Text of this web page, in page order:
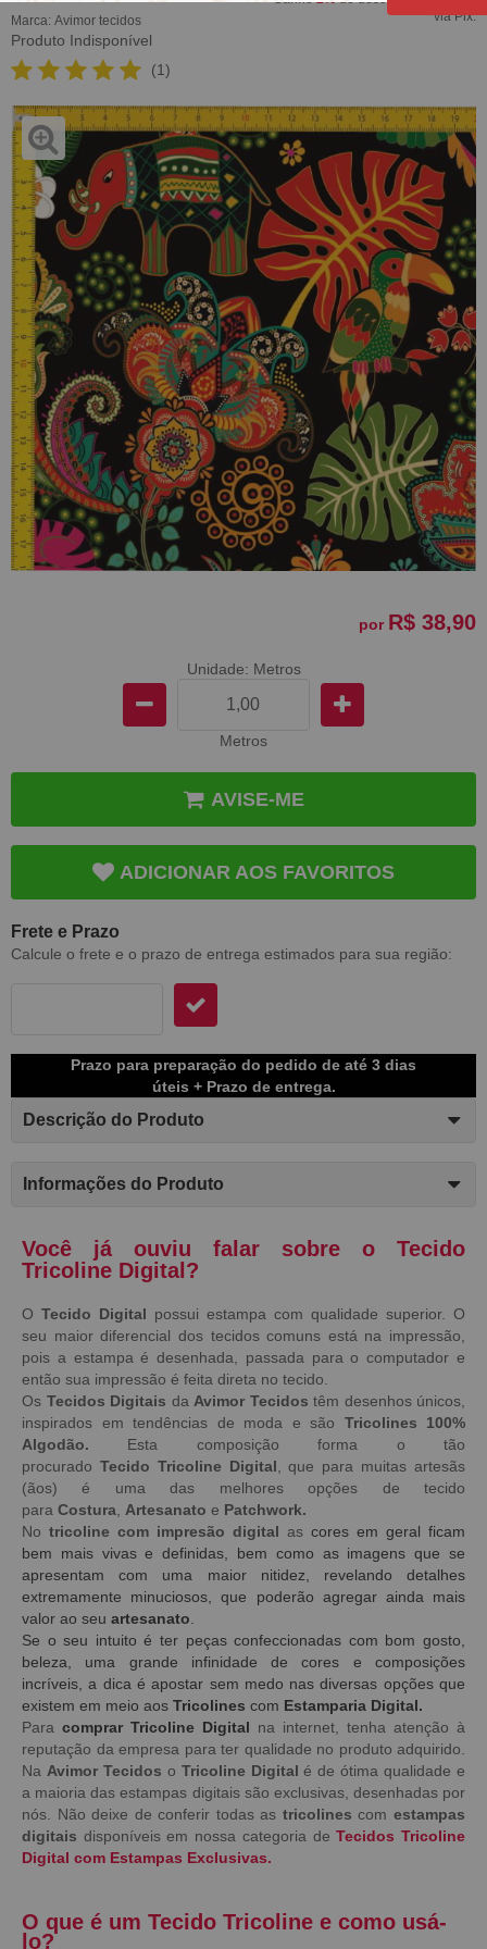
Marca: Avimor tecidos
Produto Indisponível
(1)
via Pix.
por R$ 38,90
Unidade: Metros
Metros
AVISE-ME
ADICIONAR AOS FAVORITOS
Frete e Prazo
Calcule o frete e o prazo de entrega estimados para sua região:
Prazo para preparação do pedido de até 3 dias
úteis + Prazo de entrega.
Descrição do Produto
Informações do Produto
Você já ouviu falar sobre o Tecido
Tricoline Digital?
O Tecido Digital possui estampa com qualidade superior. O
seu maior diferencial dos tecidos comuns está na impressão,
pois a estampa é desenhada, passada para o computador e
então sua impressão é feita direta no tecido.
Os Tecidos Digitais da Avimor Tecidos têm desenhos únicos,
inspirados em tendências de moda e são Tricolines 100%
Algodão. Esta composição forma o tão
procurado Tecido Tricoline Digital, que para muitas artesãs
(ãos) é uma das melhores opções de tecido
para Costura, Artesanato e Patchwork.
No tricoline com impresão digital as cores em geral ficam
bem mais vivas e definidas, bem como as imagens que se
apresentam com uma maior nitidez, revelando detalhes
extremamente minuciosos, que poderão agregar ainda mais
valor ao seu artesanato.
Se o seu intuito é ter peças confeccionadas com bom gosto,
beleza, uma grande infinidade de cores e composições
incríveis, a dica é apostar sem medo nas diversas opções que
existem em meio aos Tricolines com Estamparia Digital.
Para comprar Tricoline Digital na internet, tenha atenção à
reputação da empresa para ter qualidade no produto adquirido.
Na Avimor Tecidos o Tricoline Digital é de ótima qualidade e
a maioria das estampas digitais são exclusivas, desenhadas por
nós. Não deixe de conferir todas as tricolinescomestampas
digitais disponíveis em nossa categoria deTecidos Tricoline
Digital com Estampas Exclusivas.
O que é um Tecido Tricoline e como usá-
lo?